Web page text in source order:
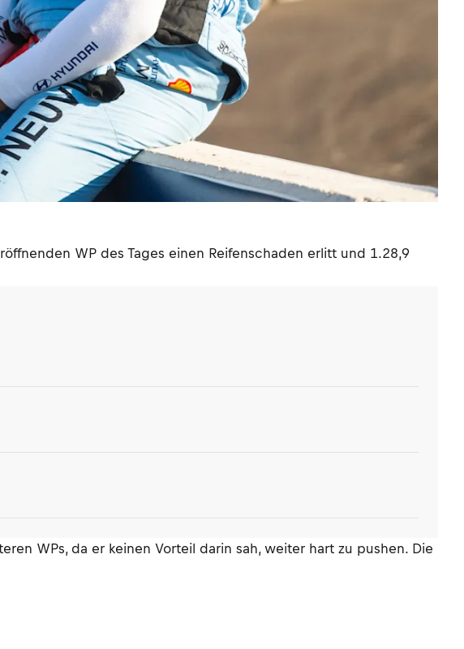
WP des Tages einen Reifenschaden erlitt und 1.28,9
WPs, da er keinen Vorteil darin sah, weiter hart zu pushen. Die